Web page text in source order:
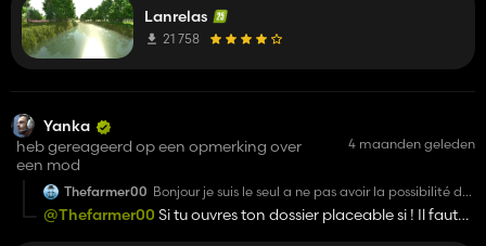
Lanrelas
21 758
Yanka
heb gereageerd op een opmerking over
een mod
4 maanden geleden
Thefarmer00 Bonjour je suis le seul a ne pas avoir la possibilité de
vendre les deux petits transpalettes électriques de
base??
@Thefarmer00 Si tu ouvres ton dossier placeable si ! Il faut